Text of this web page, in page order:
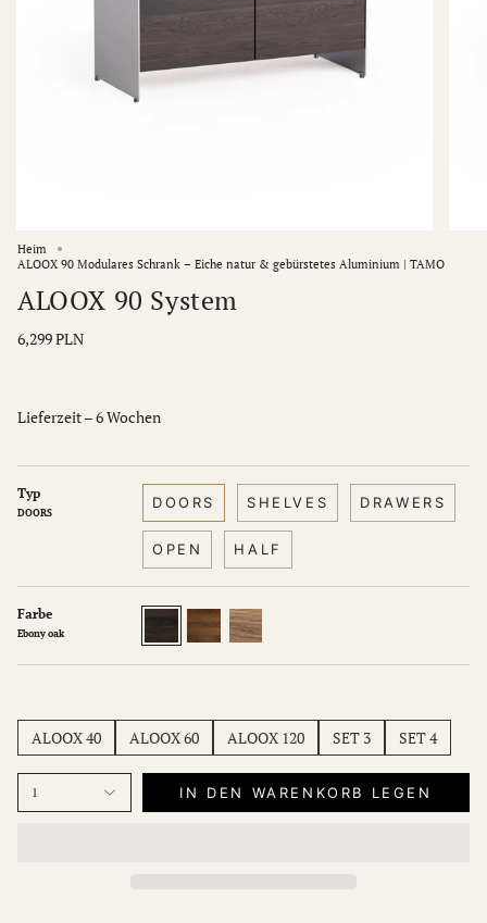
Heim
ALOOX 90 Modulares Schrank – Eiche natur & gebürstetes Aluminium | TAMO
ALOOX 90 System
6,299 PLN
Lieferzeit – 6 Wochen
Typ
DOORS
DOORS SHELVES DRAWERS
OPEN HALF
Farbe
Ebony oak
Ebony
Dark
oak
Natur
oak
ALOOX 40 ALOOX 60 ALOOX 120 SET 3 SET 4
1 IN DEN WARENKORB LEGEN